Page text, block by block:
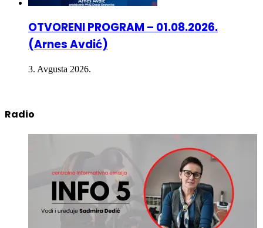
OTVORENI PROGRAM – 01.08.2026.
(Arnes Avdić)
3. Avgusta 2026.